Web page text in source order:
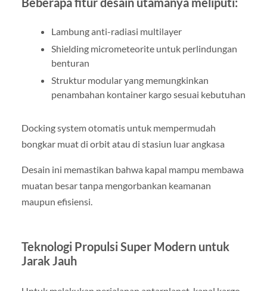
Lambung anti-radiasi multilayer
Shielding micrometeorite untuk perlindungan
benturan
Struktur modular yang memungkinkan
penambahan kontainer kargo sesuai kebutuhan
Docking system otomatis untuk mempermudah
bongkar muat di orbit atau di stasiun luar angkasa
Desain ini memastikan bahwa kapal mampu membawa
muatan besar tanpa mengorbankan keamanan
maupun efisiensi.
Teknologi Propulsi Super Modern untuk
Jarak Jauh